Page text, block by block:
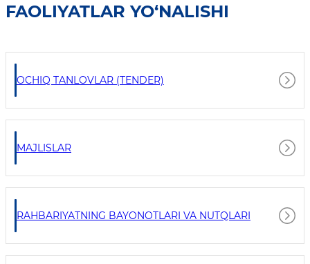
FAOLIYATLAR YO‘NALISHI
OCHIQ TANLOVLAR (TENDER)
MAJLISLAR
RAHBARIYATNING BAYONOTLARI VA NUTQLARI